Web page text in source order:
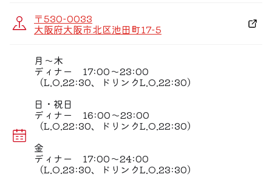
上質なお肉をリーズナブルな価格でお楽しみいただけま
す。
ボリューム、質、コスパなどシーンに合わせて選べるコー
スは全3種類！
プラス1,580円で2時間飲み放題の追加が可能です。
■焼肉とも相性抜群なドリンク
定番から珍しいドリンクまで種類豊富にラインナップ。
シャンパンのような清涼感が特徴の『虎マッコリ』は一押
しです！
〒530-0033
大阪府大阪市北区池田町17-5
月〜木
ディナー 17:00〜23:00
（L.O.22:30、ドリンクL.O.22:30）
日・祝日
ディナー 16:00〜23:00
（L.O.22:30、ドリンクL.O.22:30）
金
ディナー 17:00〜24:00
（L.O.23:30、ドリンクL.O.23:30）